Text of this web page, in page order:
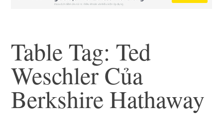
Table Tag:Ted
Weschler Của
Berkshire Hathaway